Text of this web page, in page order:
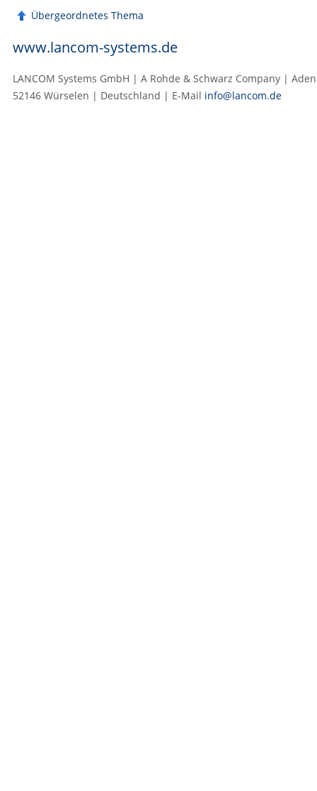
Übergeordnetes Thema
www.lancom-systems.de
LANCOM Systems GmbH | A Rohde & Schwarz Company |
52146 Würselen | Deutschland | E‑Mail info@lancom.de